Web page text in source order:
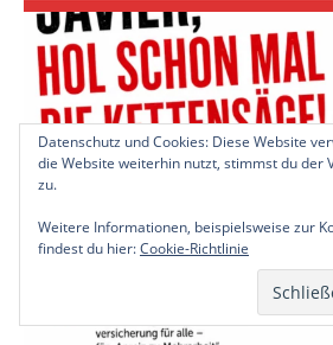
Datenschutz und Cookies: Diese Website
die Website weiterhin nutzt, stimmst du der
zu.
Weitere Informationen, beispielsweise zur
findest du hier:Cookie-Richtlinie